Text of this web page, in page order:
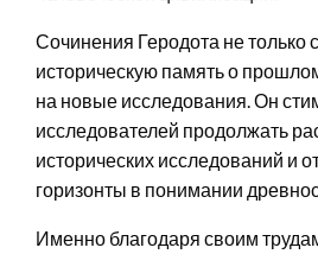
Сочинения Геродота не только
историческую память о
на новые исследования. Он
исследователей продолжать
исторических исследований и
горизонты в понимании
Именно благодаря своим